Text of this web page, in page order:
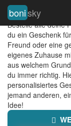
bonisky
LIEBLINGSFOTO
Bestelle alle deine
du ein Geschenk
Freund oder eine
eigenes Zuhause
aus welchem
du immer richtig.
personalisiertes
jemand anderen,
Idee!